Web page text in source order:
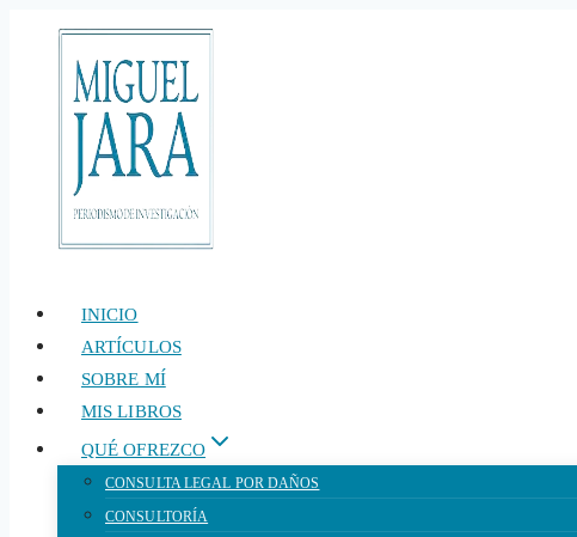
contenido
INICIO
ARTÍCULOS
SOBRE MÍ
MIS LIBROS
QUÉ OFREZCO
CONSULTA LEGAL POR DAÑOS
CONSULTORÍA